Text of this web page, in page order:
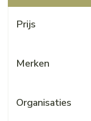
Prijs
Merken
Organisaties